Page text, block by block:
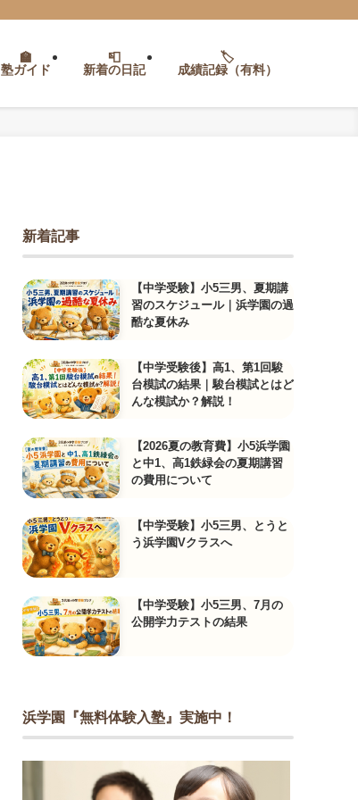
塾ガイド 新着の日記 成績記録（有料）
新着記事
【中学受験】小5三男、夏期講
習のスケジュール｜浜学園の過
酷な夏休み
【中学受験後】高1、第1回駿
台模試の結果｜駿台模試とはど
んな模試か？解説！
【2026夏の教育費】小5浜学園
と中1、高1鉄緑会の夏期講習
の費用について
【中学受験】小5三男、とうと
う浜学園Vクラスへ
【中学受験】小5三男、7月の
公開学力テストの結果
浜学園『無料体験入塾』実施中！